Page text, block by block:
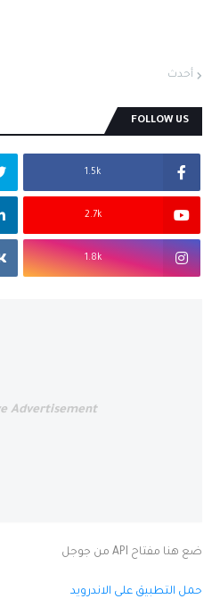
أحدث
FOLLOW US
1.5k
2.7k
1.8k
Advertisement
ضع هنا مفتاح API من جوجل
حمل التطبيق على الاندرويد